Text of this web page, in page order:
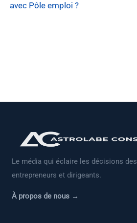
avec Pôle emploi ?
Le média qui éclaire les décisions des
entrepreneurs et dirigeants.
À propos de nous →